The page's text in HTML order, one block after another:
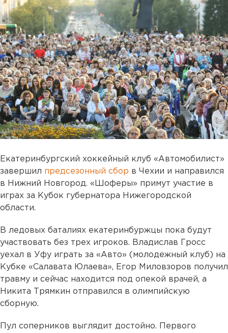
Екатеринбургский хоккейный клуб «Автомобилист»
завершил предсезонный сбор в Чехии и направился
в Нижний Новгород. «Шоферы» примут участие в
играх за Кубок губернатора Нижегородской
области.
В ледовых баталиях екатеринбуржцы пока будут
участвовать без трех игроков. Владислав Гросс
уехал в Уфу играть за «Авто» (молодежный клуб) на
Кубке «Салавата Юлаева», Егор Миловзоров получил
травму и сейчас находится под опекой врачей, а
Никита Трямкин отправился в олимпийскую
сборную.
Пул соперников выглядит достойно. Первого